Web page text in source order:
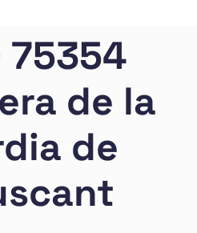
75354
de la
de